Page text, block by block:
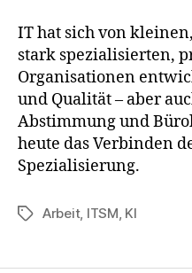
IT hat sich von
stark spezialisierten,
Organisationen
und Qualität – aber
Abstimmung und
heute das Verbinden
Spezialisierung.
Schlagwörter
Arbeit, ITSM KI